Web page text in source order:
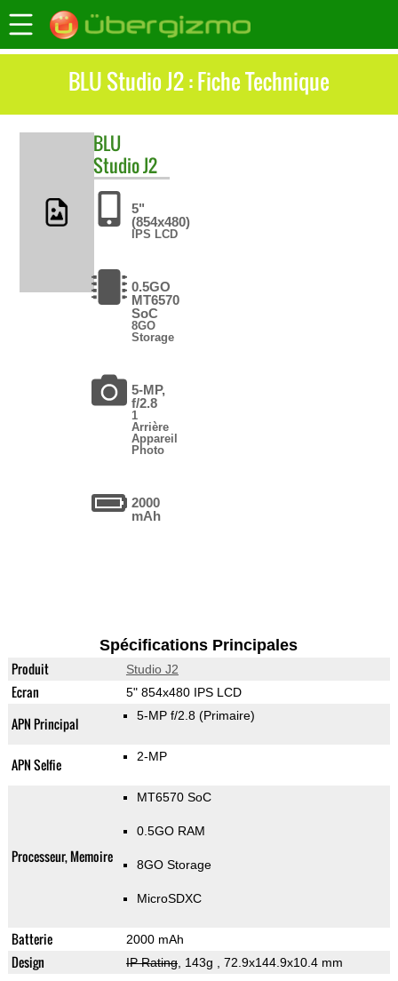
BLU Studio J2 : Fiche Technique
BLU
Studio J2
5"
(854x480)
IPS LCD
0.5GO
MT6570
SoC
8GO
Storage
5-MP,
f/2.8
1
Arrière
Appareil
Photo
2000
mAh
Spécifications Principales
Produit Studio J2
Ecran 5" 854x480 IPS LCD
APN Principal 5-MP f/2.8 (Primaire)
APN Selfie 2-MP
Processeur, Memoire
MT6570 SoC
0.5GO RAM
8GO Storage
MicroSDXC
Batterie 2000 mAh
Design IP Rating, 143g , 72.9x144.9x10.4 mm